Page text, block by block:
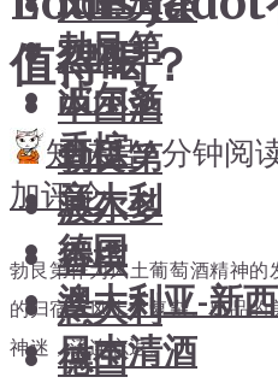
勃艮第
波尔多
香槟
意大利
德国
澳大利亚-新
日本清酒
烈酒
中国酒
勃艮第
波尔多
香槟
意大利
德国
值得喝？
知味君2 分钟阅
加评论
勃艮第作为风土葡萄酒精神的
的归宿，风土之复杂、出品的
神迷，流连忘返。